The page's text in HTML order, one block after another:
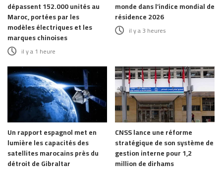
dépassent 152.000 unités au
Maroc, portées par les
modèles électriques et les
marques chinoises
il y a 1 heure
monde dans l’indice mondial de
résidence 2026
il y a 3 heures
Un rapport espagnol met en
lumière les capacités des
satellites marocains près du
détroit de Gibraltar
CNSS lance une réforme
stratégique de son système de
gestion interne pour 1,2
million de dirhams